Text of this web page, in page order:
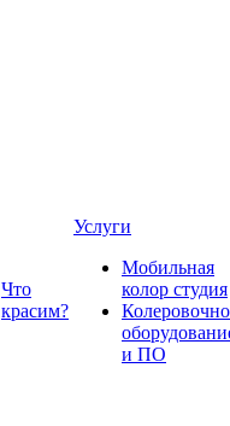
Что
красим?
Услуги
Мобильная
колор студия
и ПО